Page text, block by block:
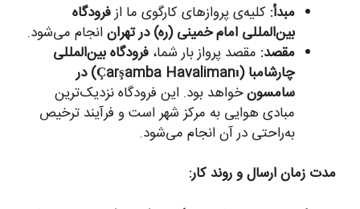
مبدأ: کلیه‌ی پروازهای کارگوی ما ازفرودگاه
بین‌المللی امام خمینی (ره) در تهرانانجام می‌شود.
مقصد: مقصد پرواز بار شما، فرودگاه بین‌المللی
چارشامبا (Çarşamba Havalimanı) در
سامسونخواهد بود. این فرودگاه نزدیک‌ترین
مبادی هوایی به مرکز شهر است و فرآیند ترخیص
به‌راحتی در آن انجام می‌شود.
مدت زمان ارسال و روند کار: